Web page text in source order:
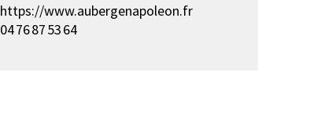
https://www.aubergenapoleon.fr
04 76 87 53 64